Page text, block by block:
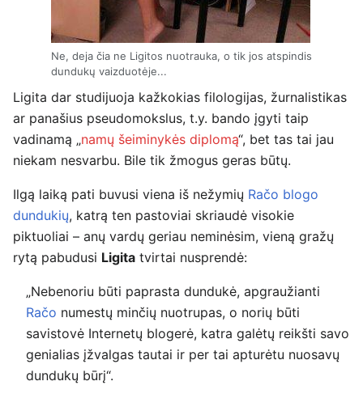
Ne, deja čia ne Ligitos nuotrauka, o tik jos atspindis
dundukų vaizduotėje...
Ligita dar studijuoja kažkokias filologijas, žurnalistikas
ar panašius pseudomokslus, t.y. bando įgyti taip
vadinamą „namų šeiminykės diplomą“, bet tas tai jau
niekam nesvarbu. Bile tik žmogus geras būtų.
Ilgą laiką pati buvusi viena iš nežymių Račo blogo
dundukių, katrą ten pastoviai skriaudė visokie
piktuoliai – anų vardų geriau neminėsim, vieną gražų
rytą pabudusi Ligita tvirtai nusprendė:
„Nebenoriu būti paprasta dundukė, apgraužianti
Račo numestų minčių nuotrupas, o norių būti
savistovė Internetų blogerė, katra galėtų reikšti savo
genialias įžvalgas tautai ir per tai apturėtu nuosavų
dundukų būrį“.